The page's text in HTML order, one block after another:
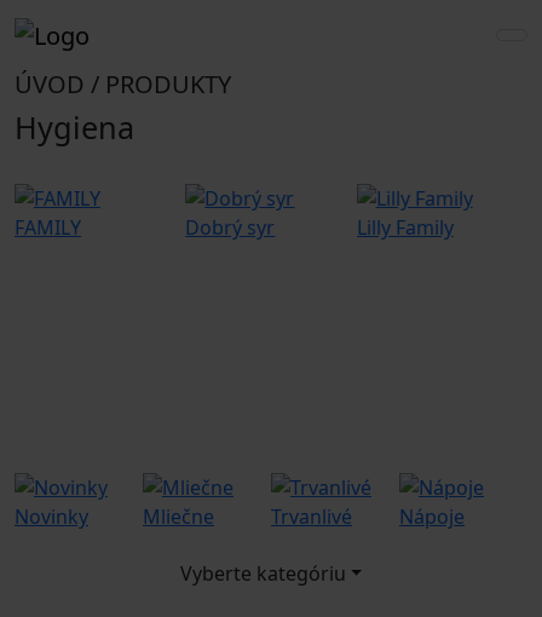
ÚVOD / PRODUKTY
Hygiena
FAMILY Dobrý syr Lilly Family
Novinky Mliečne Trvanlivé Nápoje
Vyberte kategóriu